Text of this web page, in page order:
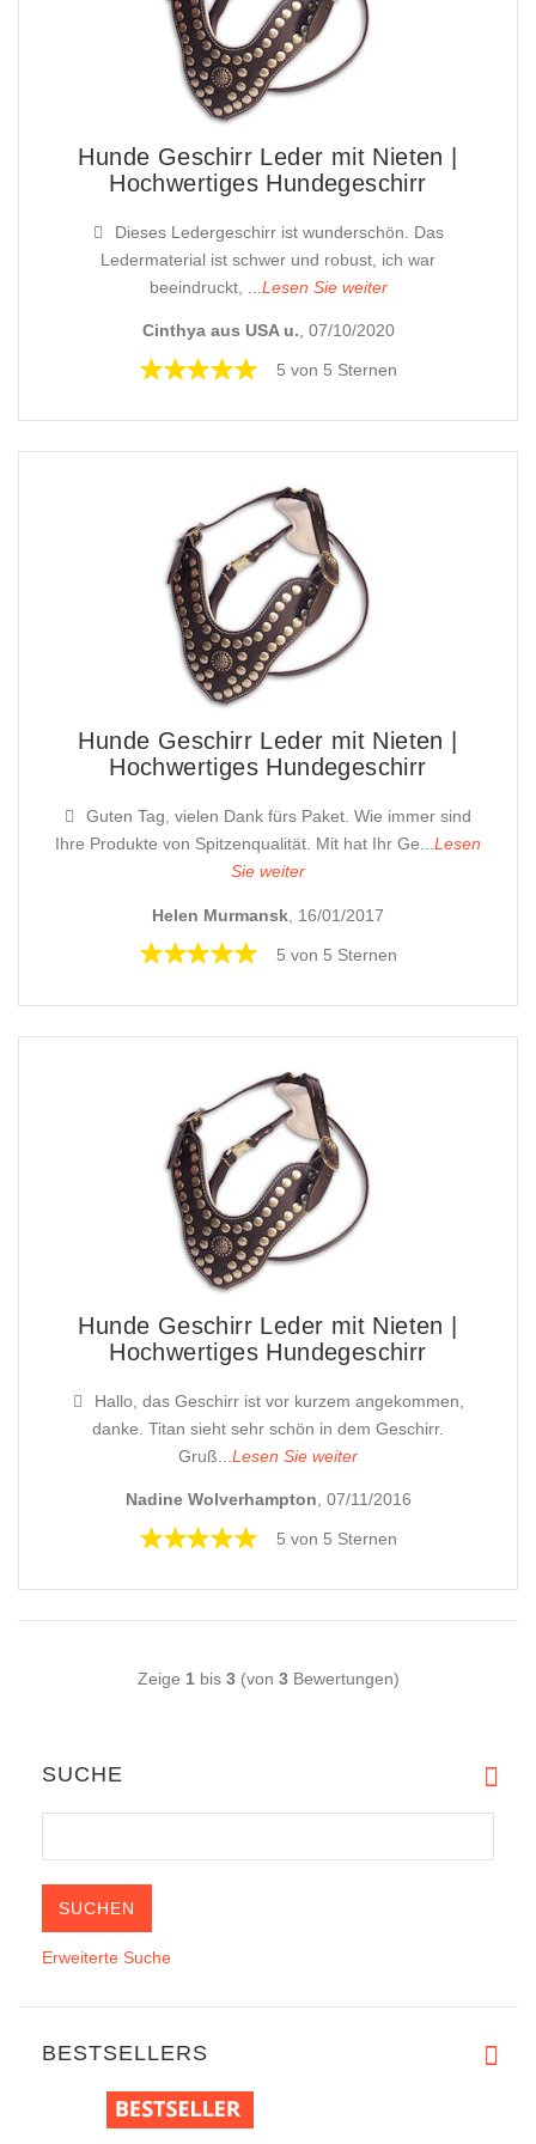
Hunde Geschirr Leder mit Nieten |
Hochwertiges Hundegeschirr
Dieses Ledergeschirr ist wunderschön. Das
Ledermaterial ist schwer und robust, ich war
beeindruckt, ... Lesen Sie weiter
Cinthya aus USA u., 07/10/2020
5 von 5 Sternen
Hunde Geschirr Leder mit Nieten |
Hochwertiges Hundegeschirr
Guten Tag, vielen Dank fürs Paket. Wie immer sind
Ihre Produkte von Spitzenqualität. Mit hat Ihr Ge...Lesen
Sie weiter
Helen Murmansk , 16/01/2017
5 von 5 Sternen
Hunde Geschirr Leder mit Nieten |
Hochwertiges Hundegeschirr
Hallo, das Geschirr ist vor kurzem angekommen,
danke. Titan sieht sehr schön in dem Geschirr.
Gruß... Lesen Sie weiter
Nadine Wolverhampton, 07/11/2016
5 von 5 Sternen
Zeige 1bis 3(von 3Bewertungen)
SUCHE
Erweiterte Suche
BESTSELLERS